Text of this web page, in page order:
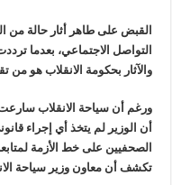
القبض على طاهر أثار حالة من
التواصل الاجتماعي، بعدما
والآثار بحكومة الانقلاب هو
ورغم أن سياحة الانقلاب
أن الوزير لم يتخذ أي إجراء
الصحفيين على خط الأزمة
تكشف أن معاون وزير سياحة